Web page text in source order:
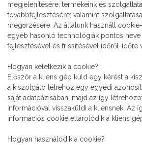
megjelenítésére; termékeink és
továbbfejlesztésére; valamint
megőrzésére. Az általunk használt
egyéb hasonló technológiák pontos neve
fejlesztésével és frissítésével időről-időre
Hogyan keletkezik a cookie?
Először a kliens gép küld egy kérést a
a kiszolgáló létrehoz egy egyedi
saját adatbázisában, majd az így
információval visszaküldi a kliensnek. Az
információs cookie eltárolódik a kliens
Hogyan használódik a cookie?